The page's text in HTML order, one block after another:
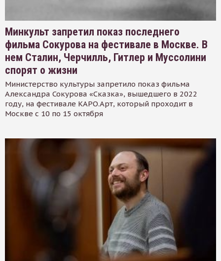
Минкульт запретил показ последнего
фильма Сокурова на фестивале в Москве. В
нем Сталин, Черчилль, Гитлер и Муссолини
спорят о жизни
Министерство культуры запретило показ фильма
Александра Сокурова «Сказка», вышедшего в 2022
году, на фестивале КАРО.Арт, который проходит в
Москве с 10 по 15 октября